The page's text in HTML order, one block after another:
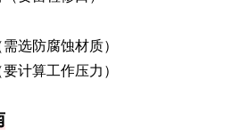
选防腐蚀材质）
计算工作压力）